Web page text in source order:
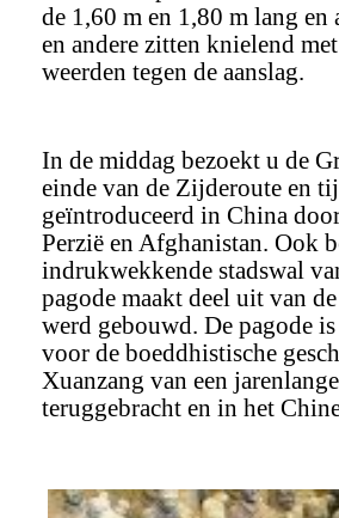
de 1,60 m en 1,80 m lang
en andere zitten knielend
weerden tegen de aanslag.
In de middag bezoekt u de
einde van de Zijderoute en
geïntroduceerd in China
Perzië en Afghanistan. Ook
indrukwekkende stadswal
pagode maakt deel uit van
werd gebouwd. De pagode
voor de boeddhistische
Xuanzang van een
teruggebracht en in het